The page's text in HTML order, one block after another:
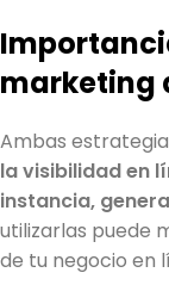
marketing
Ambas
la visibilidad en
instancia,
utilizarlas puede
de tu negocio en